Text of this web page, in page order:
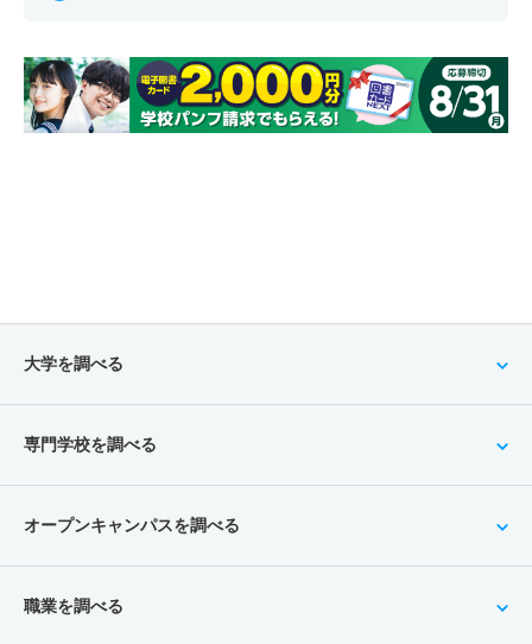
大学を調べる
専門学校を調べる
オープンキャンパスを調べる
職業を調べる